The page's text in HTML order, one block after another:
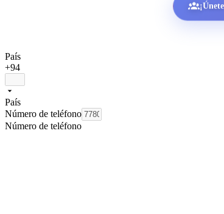
País
+94
País
Número de teléfono
Número de teléfono